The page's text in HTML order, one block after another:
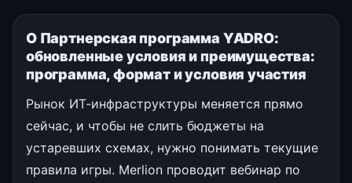
О Партнерская программа YADRO:
обновленные условия и преимущества:
программа, формат и условия участия
Рынок ИТ-инфраструктуры меняется прямо
сейчас, и чтобы не слить бюджеты на
устаревших схемах, нужно понимать текущие
правила игры. Merlion проводит вебинар по